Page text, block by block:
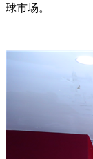
球市场。